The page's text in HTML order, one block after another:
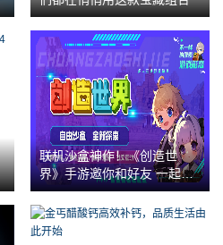
联机沙盒神作！《创造世
界》手游邀你和好友 一起体
验极致开放世界！